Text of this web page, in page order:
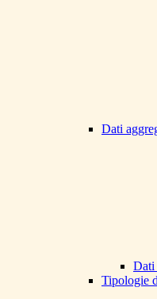
Dati
Dati
Tipologie